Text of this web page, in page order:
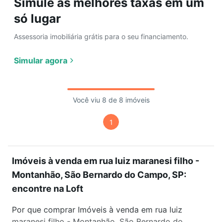
só lugar
Assessoria imobiliária grátis para o seu financiamento.
Simular agora
Você viu 8 de 8 imóveis
1
Imóveis à venda em rua luiz maranesi filho -
Montanhão, São Bernardo do Campo, SP:
encontre na Loft
Por que comprar Imóveis à venda em rua luiz